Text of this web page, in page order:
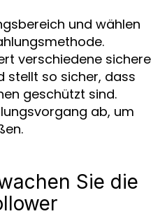
und wählen
verschiedene sichere
stellt so sicher, dass
geschützt sind.
ab, um
Sie die